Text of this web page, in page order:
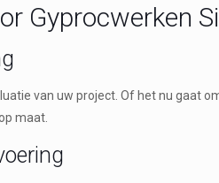
Gyprocwerken
van uw project. Of het nu gaat
maat.